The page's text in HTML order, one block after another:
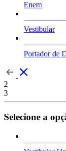
Enem
Vestibular
Portador de
2
3
Selecione a